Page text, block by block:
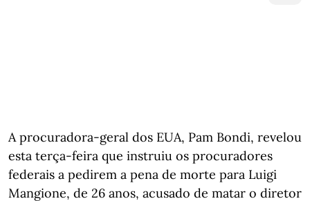
A procuradora-geral dos EUA, Pam Bondi, revelou
esta terça-feira que instruiu os procuradores
federais a pedirem a pena de morte para Luigi
Mangione, de 26 anos, acusado de matar o diretor